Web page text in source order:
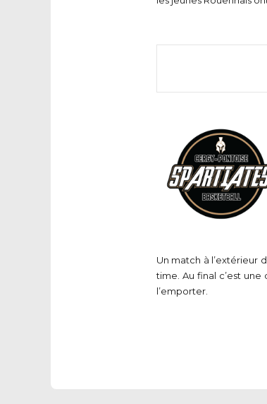
Un match à l’extérieur
time. Au final c’est
l’emporter.